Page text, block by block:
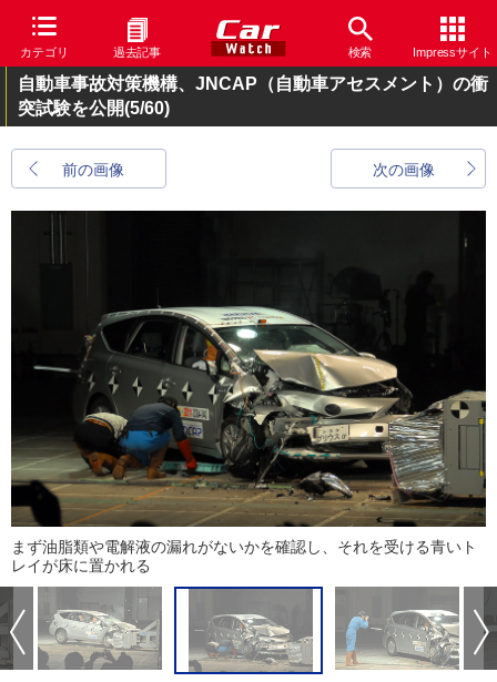
カテゴリ 過去記事 検索 Impressサイト
自動車事故対策機構、JNCAP（自動車アセスメント）の衝
突試験を公開(5/60)
前の画像 次の画像
まず油脂類や電解液の漏れがないかを確認し、それを受ける青いト
レイが床に置かれる